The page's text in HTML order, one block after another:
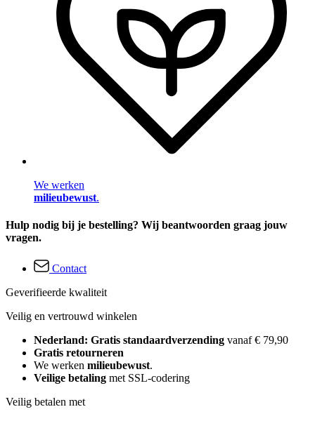
We werken
milieubewust.
Hulp nodig bij je bestelling? Wij beantwoorden graag jouw
vragen.
Contact
Geverifieerde kwaliteit
Veilig en vertrouwd winkelen
Nederland: Gratis standaardverzending vanaf € 79,90
Gratis retourneren
We werken milieubewust.
Veilige betaling met SSL-codering
Veilig betalen met